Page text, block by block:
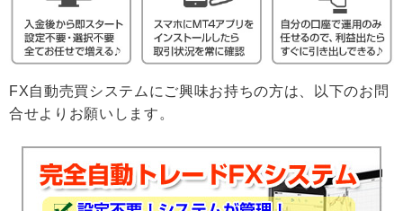
FX自動売買システムにご興味お持ちの方は、以下のお問
合せよりお願いします。